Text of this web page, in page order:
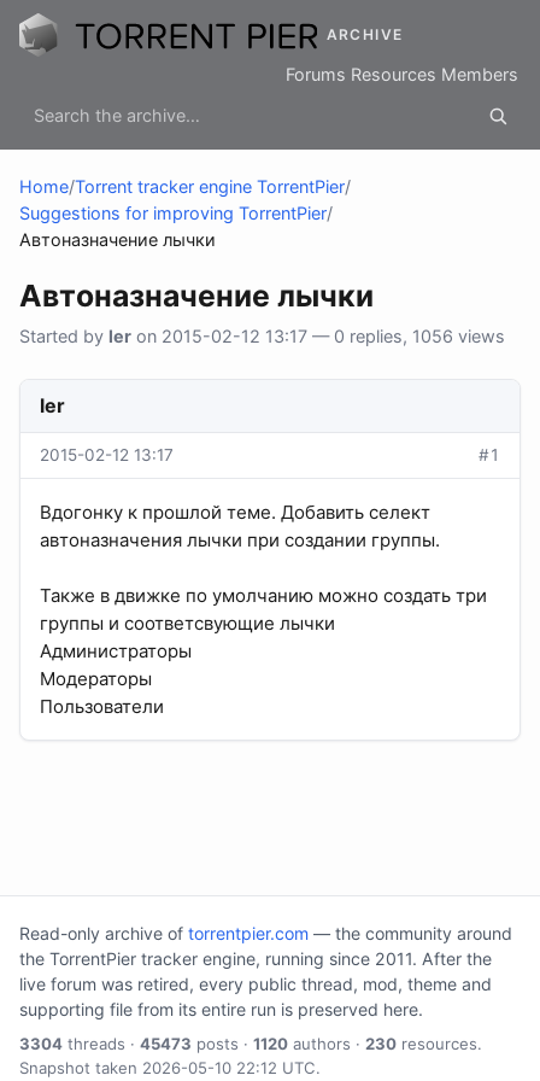
ARCHIVE
Forums Resources Members
Home/Torrent tracker engine TorrentPier/
Suggestions for improving TorrentPier/
Автоназначение лычки
Автоназначение лычки
Started by ler on 2015-02-12 13:17 — 0 replies, 1056 views
ler
2015-02-12 13:17 #1
Вдогонку к прошлой теме. Добавить селект
автоназначения лычки при создании группы.
Также в движке по умолчанию можно создать три
группы и соответсвующие лычки
Администраторы
Модераторы
Пользователи
Read-only archive of torrentpier.com — the community around
the TorrentPier tracker engine, running since 2011. After the
live forum was retired, every public thread, mod, theme and
supporting file from its entire run is preserved here.
3304 threads · 45473 posts · 1120 authors · 230 resources.
Snapshot taken 2026-05-10 22:12 UTC.